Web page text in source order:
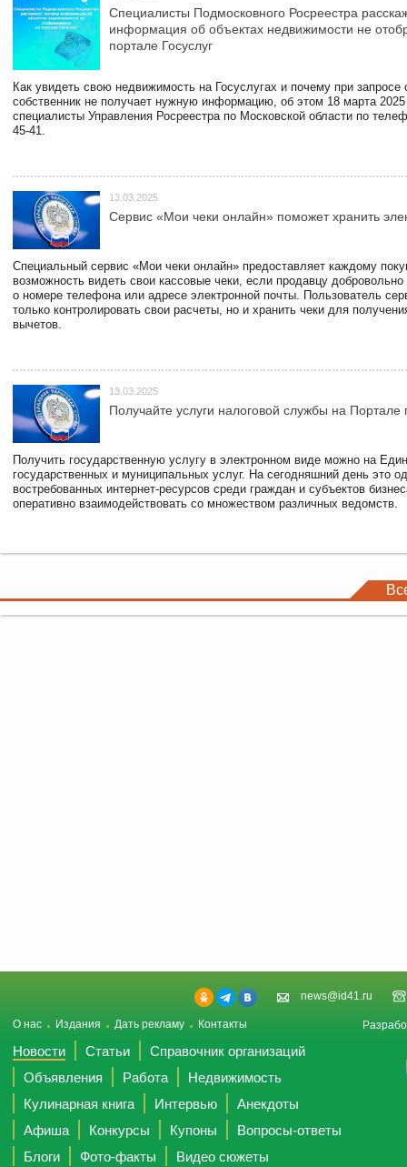
Специалисты Подмосковного Росреестра
информация об объектах недвижимости не
портале Госуслуг
Как увидеть свою недвижимость на Госуслугах и почему при запросе
собственник не получает нужную информацию, об этом 18 марта 2025
специалисты Управления Росреестра по Московской области по
45-41.
13.03.2025
Сервис «Мои чеки онлайн» поможет хранить
Специальный сервис «Мои чеки онлайн» предоставляет каждому
возможность видеть свои кассовые чеки, если продавцу
о номере телефона или адресе электронной почты. Пользователь
только контролировать свои расчеты, но и хранить чеки для
вычетов.
13.03.2025
Получайте услуги налоговой службы на Портале
Получить государственную услугу в электронном виде можно на
государственных и муниципальных услуг. На сегодняшний день это
востребованных интернет-ресурсов среди граждан и субъектов
оперативно взаимодействовать со множеством различных ведомств.
news@id41.ru
О нас Издания Дать рекламу Контакты
Новости Статьи
Справочник организаций
Объявления
Работа
Недвижимость
Кулинарная книга
Интервью
Анекдоты
Афиша
Конкурсы Купоны
Вопросы-ответы
Блоги
Фото-факты Видео сюжеты